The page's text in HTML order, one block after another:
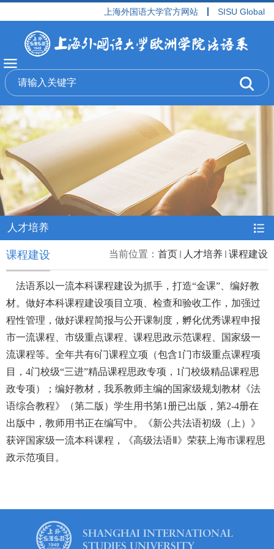
上海外国语大学官方网站 SISU Global
人才培养
当前位置： 首页 人才培养 课程建设
课程建设
法语系以一流本科课程建设为抓手，打造“金课”、编好教
材。做好本科课程建设项目立项、检查和验收工作，加强过
程性管理，做好课程简报与公开课制度，孵化优秀课程申报
市一流课程、市级重点课程、课程思政示范课程、国家级一
流课程等。全年共有6门课程立项（包含1门市级重点课程项
目，4门校级“三进”精品课程思政专项，1门校级精品课程思
政专项）；编好教材，我系教师主编的国家级规划教材《法
语综合教程》（第二版）学生用书第1册已出版，第2-4册在
出版中，教师用书正在编写中。《新公共法语初级（上）》
获评国家级一流本科课程，《高级法语Ⅱ》荣获上海市课程思
政示范项目。